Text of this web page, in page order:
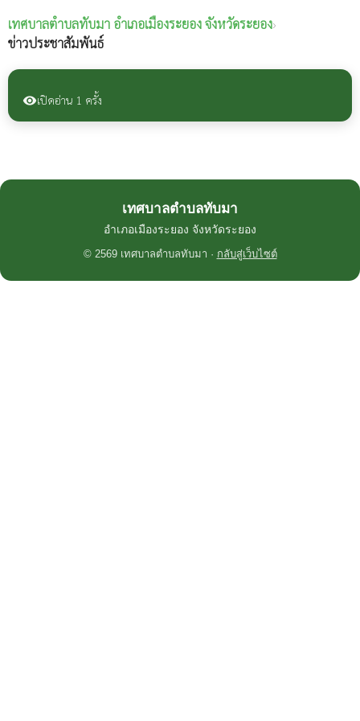
เทศบาลตำบลทับมา อำเภอเมืองระยอง จังหวัดระยอง›
ข่าวประชาสัมพันธ์
visibilityเปิดอ่าน 1 ครั้ง
เทศบาลตำบลทับมา
อำเภอเมืองระยอง จังหวัดระยอง
© 2569 เทศบาลตำบลทับมา · กลับสู่เว็บไซต์